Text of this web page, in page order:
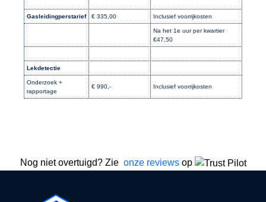
Gasleidingperstarief € 335,00 Inclusief voorrijkosten
Na het 1e uur per kwartier
€47,50
Lekdetectie
Onderzoek +
rapportage
€ 990,- Inclusief voorrijkosten
Nog niet overtuigd? Zie onze reviewsop